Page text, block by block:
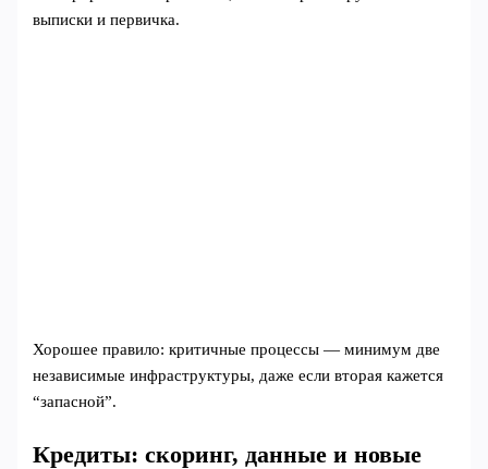
выписки и первичка.
Хорошее правило: критичные процессы — минимум две
независимые инфраструктуры, даже если вторая кажется
“запасной”.
Кредиты: скоринг, данные и новые